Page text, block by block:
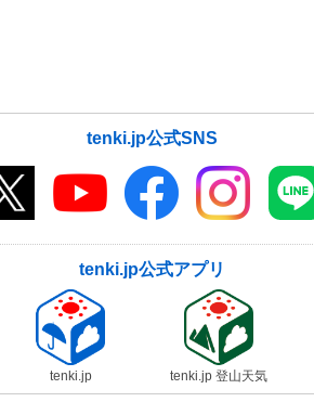
tenki.jp公式SNS
tenki.jp公式アプリ
tenki.jp tenki.jp 登山天気